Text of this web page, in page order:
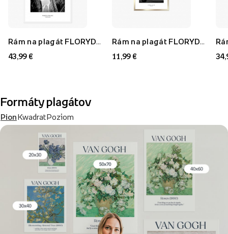
43,99 €
11,99 €
Formáty plagátov
PionKwadratPoziom